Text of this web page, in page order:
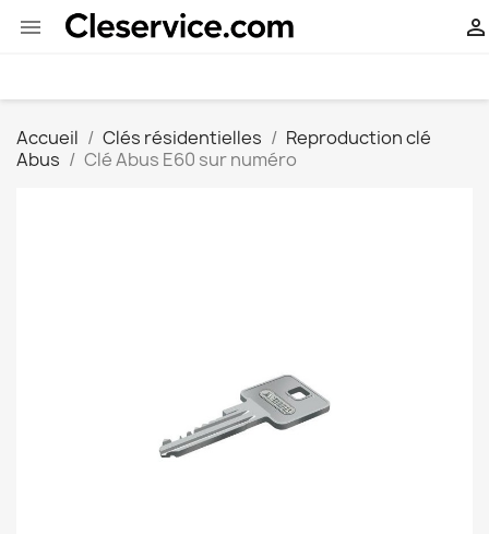
 
Accueil Clés résidentielles
Reproduction clé
Abus
Clé Abus E60 sur numéro